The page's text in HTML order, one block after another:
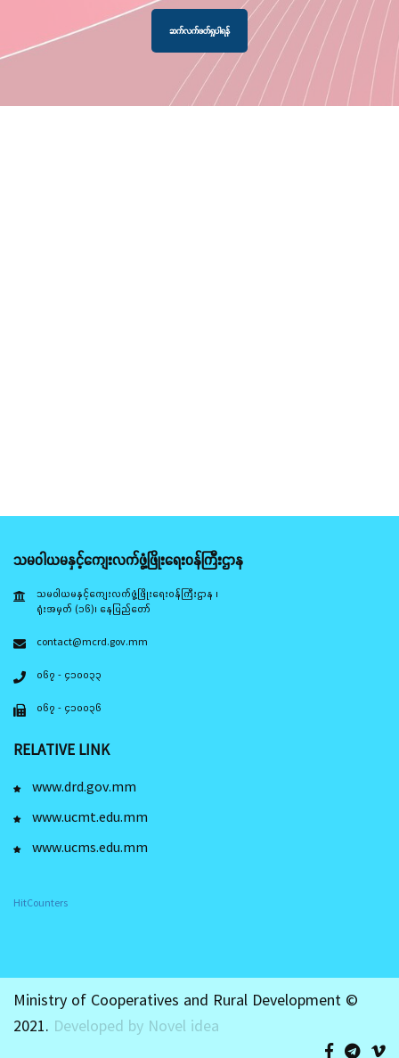
ဆက်လက်ဖတ်ရှုပါရန်
သမဝါယမနှင့်ကျေးလက်ဖွံ့ဖြိုးရေးဝန်ကြီးဌာန
သမဝါယမနှင့်ကျေးလက်ဖွံ့ဖြိုးရေးဝန်ကြီးဌာန ၊
ရုံးအမှတ် (၁၆)၊ နေပြည်တော်
contact@mcrd.gov.mm
၀၆၇ - ၄၁၀၀၃၃
၀၆၇ - ၄၁၀၀၃၆
RELATIVE LINK
www.drd.gov.mm
www.ucmt.edu.mm
www.ucms.edu.mm
HitCounters
Ministry of Cooperatives and Rural Development ©
2021. Developed by Novel idea